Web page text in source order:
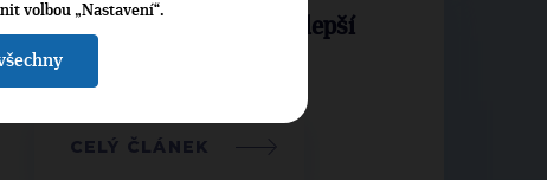
H. Pavera: Co si myslí nejlepší
starosta
CELÝ ČLÁNEK
volbou „Nastavení“.